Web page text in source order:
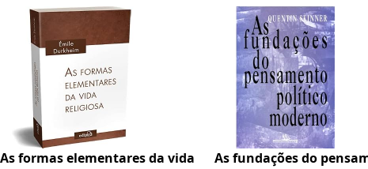
As formas elementares da vida
As fundações do